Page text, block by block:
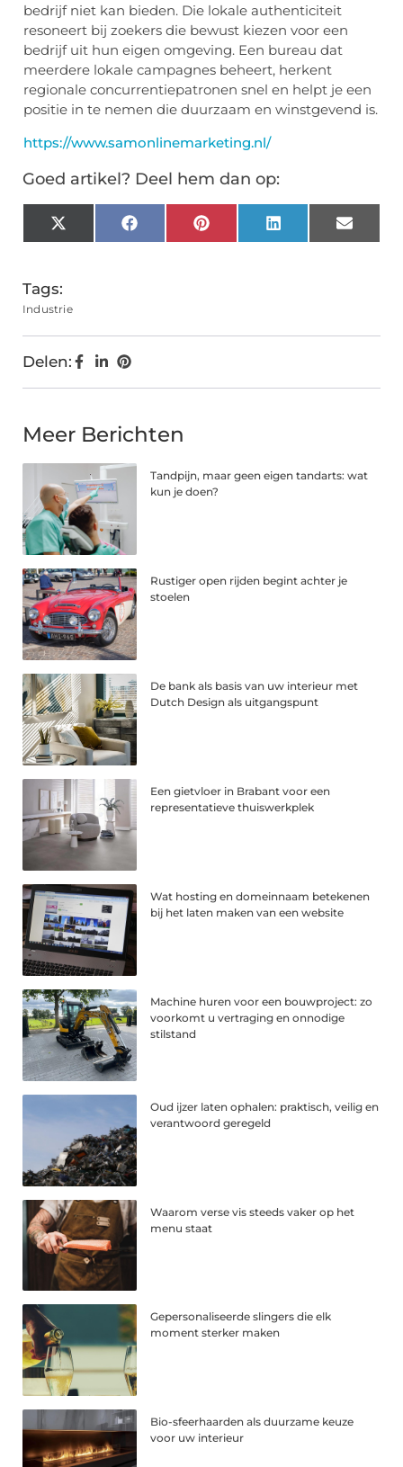
bedrijf niet kan bieden. Die lokale authenticiteit
resoneert bij zoekers die bewust kiezen voor een
bedrijf uit hun eigen omgeving. Een bureau dat
meerdere lokale campagnes beheert, herkent
regionale concurrentiepatronen snel en helpt je een
positie in te nemen die duurzaam en winstgevend is.
https://www.samonlinemarketing.nl/
Goed artikel? Deel hem dan op:
X
(Twitter)
FacebookPinterestLinkedInEmail
Tags:
Industrie
Delen:
Meer Berichten
Tandpijn, maar geen eigen tandarts: wat
kun je doen?
Rustiger open rijden begint achter je
stoelen
De bank als basis van uw interieur met
Dutch Design als uitgangspunt
Een gietvloer in Brabant voor een
representatieve thuiswerkplek
Wat hosting en domeinnaam betekenen
bij het laten maken van een website
Machine huren voor een bouwproject: zo
voorkomt u vertraging en onnodige
stilstand
Oud ijzer laten ophalen: praktisch, veilig en
verantwoord geregeld
Waarom verse vis steeds vaker op het
menu staat
Gepersonaliseerde slingers die elk
moment sterker maken
Bio-sfeerhaarden als duurzame keuze
voor uw interieur